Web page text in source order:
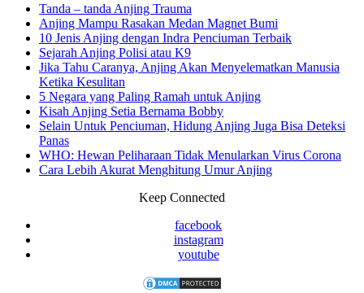
Tanda – tanda Anjing Trauma
Anjing Mampu Rasakan Medan Magnet Bumi
10 Jenis Anjing dengan Indra Penciuman Terbaik
Sejarah Anjing Polisi atau K9
Jika Tahu Caranya, Anjing Akan Menyelematkan Manusia
Ketika Kesulitan
5 Negara yang Paling Ramah untuk Anjing
Kisah Anjing Setia Bernama Bobby
Selain Untuk Penciuman, Hidung Anjing Juga Bisa Deteksi
Panas
WHO: Hewan Peliharaan Tidak Menularkan Virus Corona
Cara Lebih Akurat Menghitung Umur Anjing
Keep Connected
facebook
instagram
youtube